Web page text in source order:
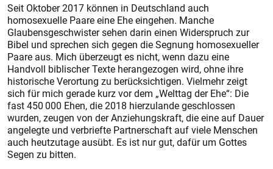
Seit Oktober 2017 können in Deutschland auch
homosexuelle Paare eine Ehe eingehen. Manche
Glaubensgeschwister sehen darin einen Widerspruch zur
Bibel und sprechen sich gegen die Segnung homosexueller
Paare aus. Mich überzeugt es nicht, wenn dazu eine
Handvoll biblischer Texte herangezogen wird, ohne ihre
historische Verortung zu berücksichtigen. Vielmehr zeigt
sich für mich gerade kurz vor dem „Welttag der Ehe“: Die
fast 450 000 Ehen, die 2018 hierzulande geschlossen
wurden, zeugen von der Anziehungskraft, die eine auf Dauer
angelegte und verbriefte Partnerschaft auf viele Menschen
auch heutzutage ausübt. Es ist nur gut, dafür um Gottes
Segen zu bitten.